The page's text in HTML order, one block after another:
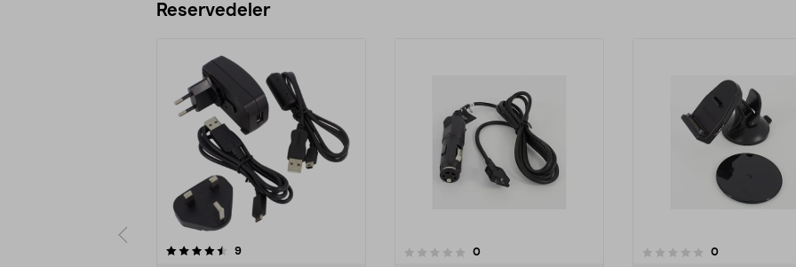
Reservedeler
9anmeldelser
0.0 av 5 stjerner 0anmeldelser
0.0 av 5 stjerner 0anmeldelser
0.0 av 5 stjerner